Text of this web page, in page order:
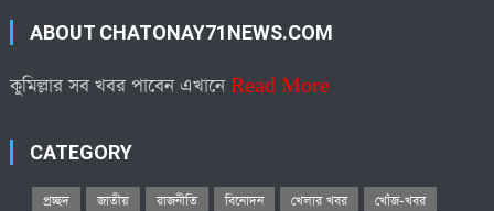
ABOUT CHATONAY71NEWS.COM
কুমিল্লার সব খবর পাবেন এখানেRead More
CATEGORY
প্রচ্ছদ জাতীয় রাজনীতি বিনোদন খেলার খবর খোঁজ-খবর